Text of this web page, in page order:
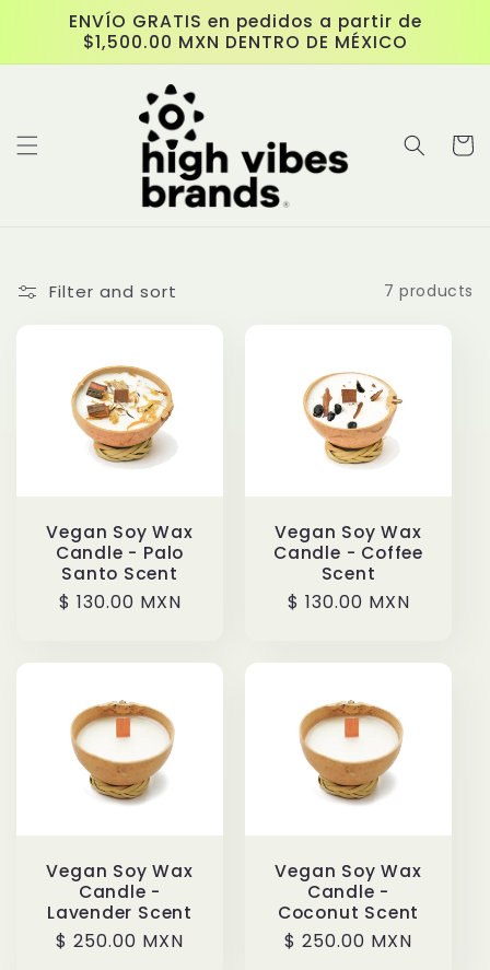
Skip to
content
ENVÍO GRATIS en pedidos a partir de
$1,500.00 MXN DENTRO DE MÉXICO
Cart
Filter and sort 7 products
Vegan Soy Wax
Candle - Palo
Santo Scent
Regular
$ 130.00 MXN
Vegan Soy Wax
Candle - Coffee
Scent
Regular
$ 130.00 MXN
Vegan Soy Wax
Candle -
Lavender Scent
Regular
$ 250.00 MXN
Vegan Soy Wax
Candle -
Coconut Scent
Regular
$ 250.00 MXN